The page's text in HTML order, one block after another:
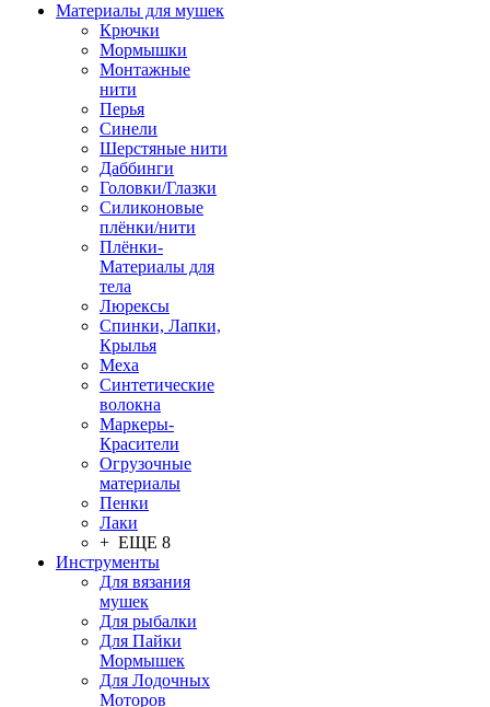
Материалы для мушек
Крючки
Мормышки
Монтажные
нити
Перья
Синели
Шерстяные нити
Даббинги
Головки/Глазки
Силиконовые
плёнки/нити
Плёнки-
Материалы для
тела
Люрексы
Спинки, Лапки,
Крылья
Меха
Синтетические
волокна
Маркеры-
Красители
Огрузочные
материалы
Пенки
Лаки
+ ЕЩЕ 8
Инструменты
Для вязания
мушек
Для рыбалки
Для Пайки
Мормышек
Для Лодочных
Моторов